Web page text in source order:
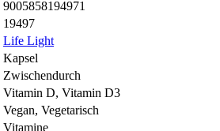
9005858194971
19497
Life Light
Kapsel
Zwischendurch
Vitamin D, Vitamin D3
Vegan, Vegetarisch
Vitamine